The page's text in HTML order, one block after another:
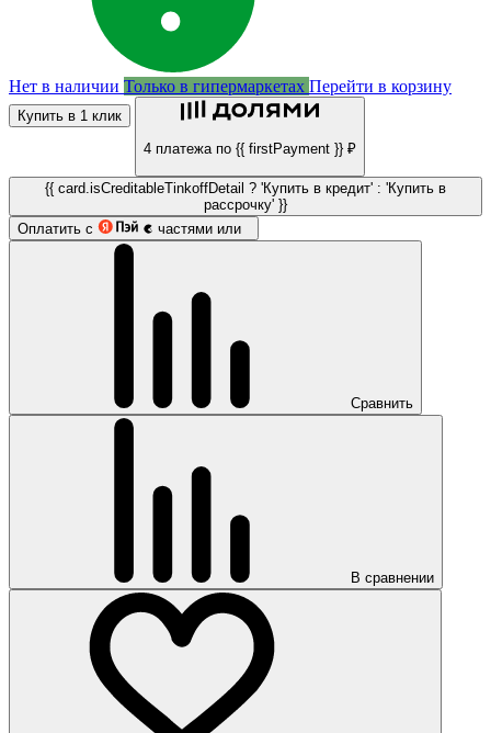
Нет в наличии Только в гипермаркетах Перейти в корзину
Купить в 1 клик
4 платежа по {{ firstPayment }} ₽
{{ card.isCreditableTinkoffDetail ? 'Купить в кредит' : 'Купить в
рассрочку' }}
Оплатить с
частями или
Сравнить
В сравнении